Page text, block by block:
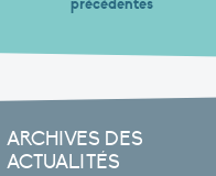
précédentes
ARCHIVES DES
ACTUALITÉS